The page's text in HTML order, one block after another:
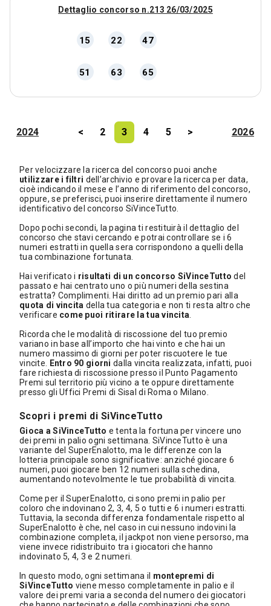
Dettaglio concorso n.213 26/03/2025
15 22 47
51 63 65
2024 < 2 3 4 5 > 2026
Per velocizzare la ricerca del concorso puoi anche
utilizzare i filtri dell’archivio e provare la ricerca per data,
cioè indicando il mese e l’anno di riferimento del concorso,
oppure, se preferisci, puoi inserire direttamente il numero
identificativo del concorso SiVinceTutto.
Dopo pochi secondi, la pagina ti restituirà il dettaglio del
concorso che stavi cercando e potrai controllare se i 6
numeri estratti in quella sera corrispondono a quelli della
tua combinazione fortunata.
Hai verificato i risultati di un concorso SiVinceTutto del
passato e hai centrato uno o più numeri della sestina
estratta? Complimenti. Hai diritto ad un premio pari alla
quota di vincita della tua categoria e non ti resta altro che
verificare come puoi ritirare la tua vincita
Ricorda che le modalità di riscossione del tuo premio
variano in base all’importo che hai vinto e che hai un
numero massimo di giorni per poter riscuotere le tue
vincite.
Entro 90 giorni dalla vincita realizzata, infatti, puoi
fare richiesta di riscossione presso il Punto Pagamento
Premi sul territorio più vicino a te oppure direttamente
presso gli Uffici Premi di Sisal di Roma o Milano.
Scopri i premi di SiVinceTutto
Gioca a SiVinceTutto e tenta la fortuna per vincere uno
dei premi in palio ogni settimana. SiVinceTutto è una
variante del SuperEnalotto, ma le differenze con la
lotteria principale sono significative: anziché giocare 6
numeri, puoi giocare ben 12 numeri sulla schedina,
aumentando notevolmente le tue probabilità di vincita.
Come per il SuperEnalotto, ci sono premi in palio per
coloro che indovinano 2, 3, 4, 5 o tutti e 6 i numeri estratti.
Tuttavia, la seconda differenza fondamentale rispetto al
SuperEnalotto è che, nel caso in cui nessuno indovini la
combinazione completa, il jackpot non viene persorso, ma
viene invece ridistribuito tra i giocatori che hanno
indovinato 5, 4, 3 e 2 numeri.
In questo modo, ogni settimana il montepremi di
SiVinceTutto viene messo completamente in palio e il
valore dei premi varia a seconda del numero dei giocatori